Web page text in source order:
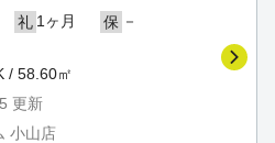
礼 1ヶ月 保 －
/ 58.60㎡
更新
小山店